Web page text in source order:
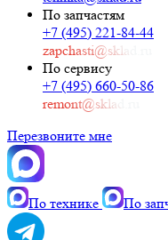
По запчастям
+7 (495) 221-84-44
zapchasti@sklad.ru
По сервису
+7 (495) 660-50-86
remont@sklad.ru
Перезвоните мне
По технике По